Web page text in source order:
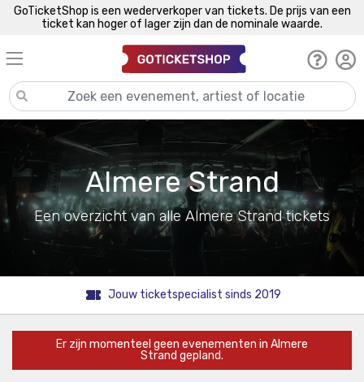
GoTicketShop is een wederverkoper van tickets. De prijs van een
ticket kan hoger of lager zijn dan de nominale waarde.
Almere Strand
Een overzicht van alle Almere Strand tickets
Jouw ticketspecialist sinds 2019
Er zijn momenteel geen evenementen in Almere
Strand gepland.